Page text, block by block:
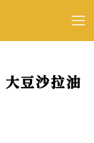
大豆沙拉油